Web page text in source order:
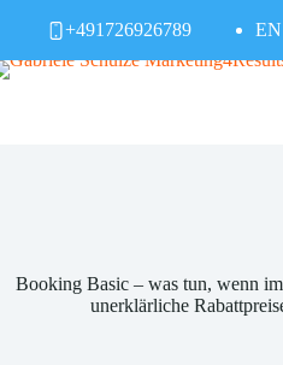
+491726926789 EN
Booking Basic – was tun, wenn
unerklärliche